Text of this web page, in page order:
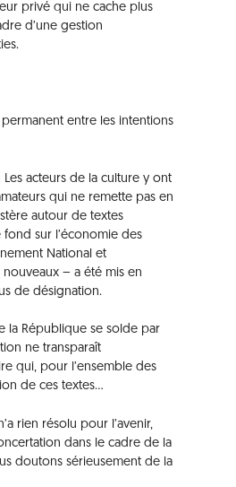
privé qui ne cache plus
d’une gestion
permanent entre les intentions
acteurs de la culture y ont
qui ne remette pas en
autour de textes
fond sur l’économie des
National et
– a été mis en
de désignation.
la République se solde par
ne transparaît
qui, pour l’ensemble des
de ces textes…
rien résolu pour l’avenir,
dans le cadre de la
doutons sérieusement de la